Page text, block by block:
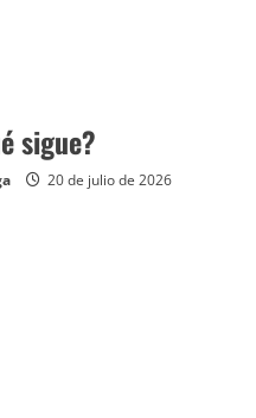
sigue?
20 de julio de 2026